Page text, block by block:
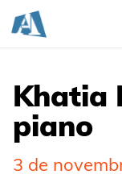
Khatia
piano
3 de